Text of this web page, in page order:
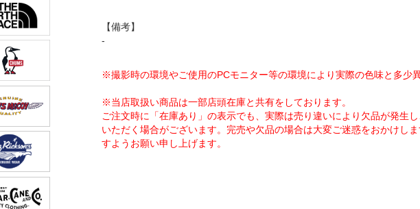
【備考】
-
※撮影時の環境やご使用のPCモニター等の環境により実際の色味と多少
※当店取扱い商品は一部店頭在庫と共有をしております。
ご注文時に「在庫あり」の表示でも、実際は売り違いにより欠品が発生
いただく場合がございます。完売や欠品の場合は大変ご迷惑をおかけし
すようお願い申し上げます。